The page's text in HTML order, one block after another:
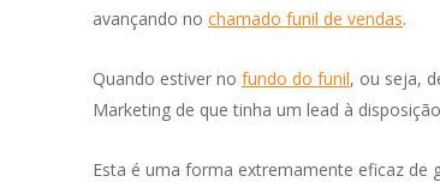
avançando no chamado funil de vendas.
Quando estiver no fundo do funil, ou seja,
Marketing de que tinha um lead à
Esta é uma forma extremamente eficaz de